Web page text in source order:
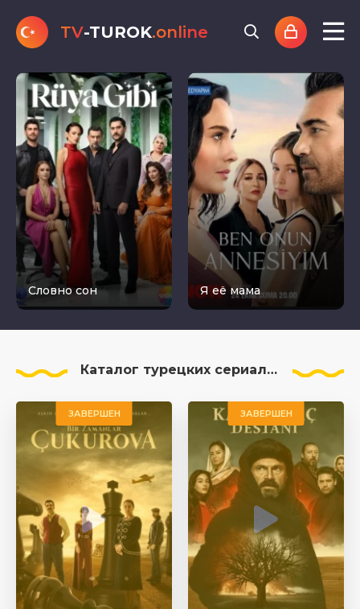
TV-TUROK.online
Словно сон Я её мама
Каталог турецких сериалов смотреть онлайн!
ЗАВЕРШЕН ЗАВЕРШЕН